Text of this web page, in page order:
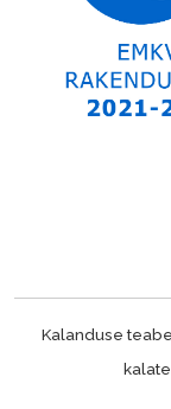
Kalanduse